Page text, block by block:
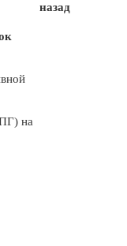
назад
на